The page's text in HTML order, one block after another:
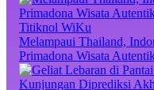
Titiknol WiKu
Melampaui Thailand,
Primadona Wisata